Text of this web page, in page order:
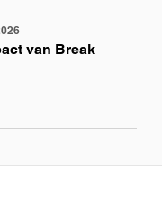
van Break